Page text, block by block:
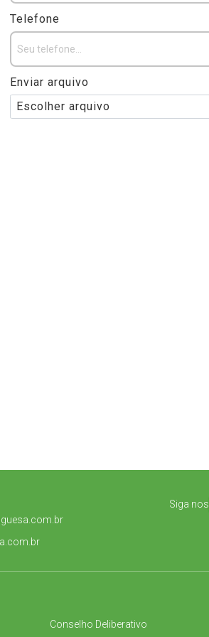
Telefone
Enviar arquivo
Escolher arquivo
Siga nos
Conselho Deliberativo